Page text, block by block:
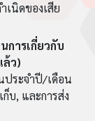
เนิดของเสีย
การเกี่ยวกับ
ล้ว)
ประจำปี/เดือน
บ, และการส่ง